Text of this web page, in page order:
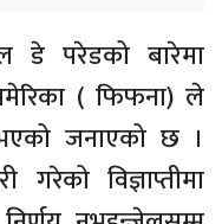
डे परेडको बारेमा
( फिफना) ले
जनाएको छ ।
विज्ञाप्तीमा